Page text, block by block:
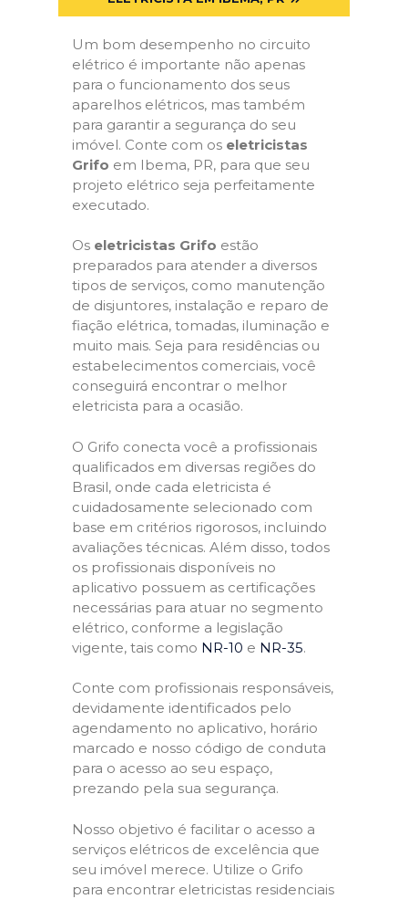
Um bom desempenho no circuito
elétrico é importante não apenas
para o funcionamento dos seus
aparelhos elétricos, mas também
para garantir a segurança do seu
imóvel. Conte com os eletricistas
Grifo em Ibema, PR, para que seu
projeto elétrico seja perfeitamente
executado.
Os eletricistas Grifo estão
preparados para atender a diversos
tipos de serviços, como manutenção
de disjuntores, instalação e reparo de
fiação elétrica, tomadas, iluminação e
muito mais. Seja para residências ou
estabelecimentos comerciais, você
conseguirá encontrar o melhor
eletricista para a ocasião.
O Grifo conecta você a profissionais
qualificados em diversas regiões do
Brasil, onde cada eletricista é
cuidadosamente selecionado com
base em critérios rigorosos, incluindo
avaliações técnicas. Além disso, todos
os profissionais disponíveis no
aplicativo possuem as certificações
necessárias para atuar no segmento
elétrico, conforme a legislação
vigente, tais como NR-10 e NR-35.
Conte com profissionais responsáveis,
devidamente identificados pelo
agendamento no aplicativo, horário
marcado e nosso código de conduta
para o acesso ao seu espaço,
prezando pela sua segurança.
Nosso objetivo é facilitar o acesso a
serviços elétricos de excelência que
seu imóvel merece. Utilize o Grifo
para encontrar eletricistas residenciais